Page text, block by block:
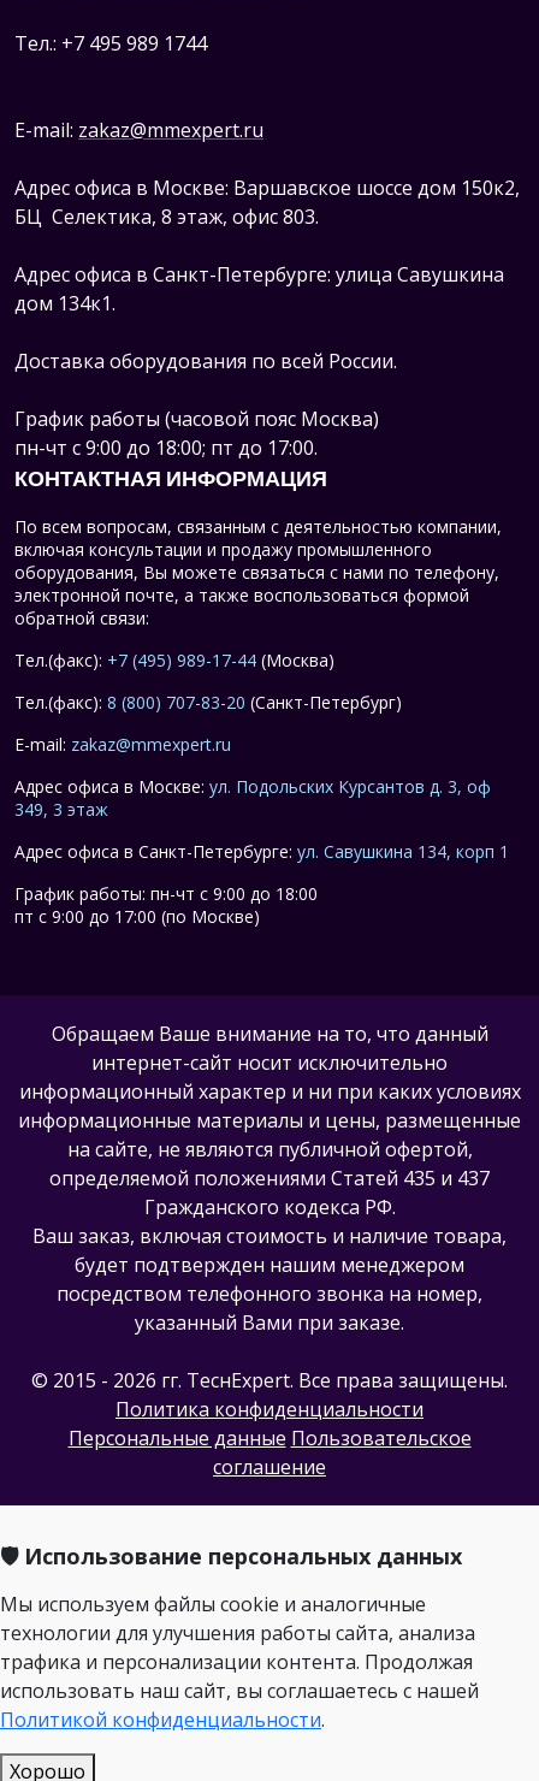
Тел.: +7 495 989 1744
E-mail: zakaz@mmexpert.ru
Адрес офиса в Москве: Варшавское шоссе дом 150к2,
БЦ Селектика, 8 этаж, офис 803.
Адрес офиса в Санкт-Петербурге: улица Савушкина
дом 134к1.
Доставка оборудования по всей России.
График работы (часовой пояс Москва)
пн-чт с 9:00 до 18:00; пт до 17:00.
КОНТАКТНАЯ ИНФОРМАЦИЯ
По всем вопросам, связанным с деятельностью компании,
включая консультации и продажу промышленного
оборудования, Вы можете связаться с нами по телефону,
электронной почте, а также воспользоваться формой
обратной связи:
Тел.(факс): +7 (495) 989-17-44 (Москва)
Тел.(факс): 8 (800) 707-83-20 (Санкт-Петербург)
E-mail: zakaz@mmexpert.ru
Адрес офиса в Москве: ул. Подольских Курсантов д. 3, оф
349, 3 этаж
Адрес офиса в Санкт-Петербурге: ул. Савушкина 134, корп 1
График работы: пн-чт с 9:00 до 18:00
пт с 9:00 до 17:00 (по Москве)
Обращаем Ваше внимание на то, что данный
интернет-сайт носит исключительно
информационный характер и ни при каких условиях
информационные материалы и цены, размещенные
на сайте, не являются публичной офертой,
определяемой положениями Статей 435 и 437
Гражданского кодекса РФ.
Ваш заказ, включая стоимость и наличие товара,
будет подтвержден нашим менеджером
посредством телефонного звонка на номер,
указанный Вами при заказе.
© 2015 - 2026 гг. ТеcнExpert. Все права защищены.
Политика конфиденциальности
Персональные данные Пользовательское
соглашение
🛡️ Использование персональных данных
Мы используем файлы cookie и аналогичные
технологии для улучшения работы сайта, анализа
трафика и персонализации контента. Продолжая
использовать наш сайт, вы соглашаетесь с нашей
Политикой конфиденциальности.
Хорошо